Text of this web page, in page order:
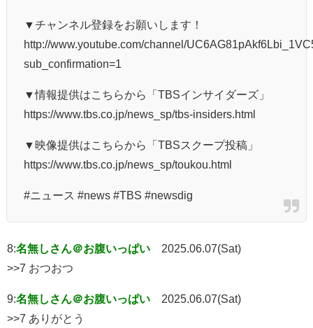
▼チャンネル登録をお願いします！
http://www.youtube.com/channel/
sub_confirmation=1
▼情報提供はこちらから「TBSインサイダーズ」
https://www.tbs.co.jp/news_sp/tbs-insiders.html
▼映像提供はこちらから「TBSスクープ投稿」
https://www.tbs.co.jp/news_sp/toukou.html
#ニュース #news #TBS #newsdig
8:名無しさん＠お腹いっぱい
2025.06.07(Sat)
>>7 おつおつ
9:名無しさん＠お腹いっぱい
2025.06.07(Sat)
>>7 ありがとう